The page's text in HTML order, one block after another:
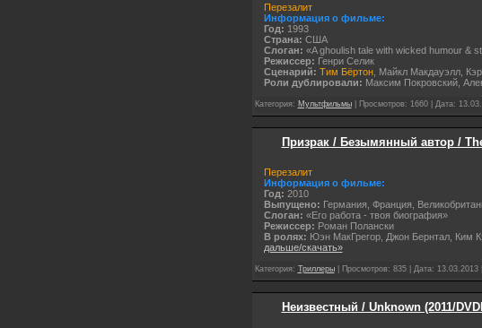
Перезалит
Информация о фильме:
Год: 1993
Cтрана: США
Слоган: «A ghoulish tale with wicked humour &
Режиссер: Генри Селик
Сценарий: Тим Бёртон, Майкл Макдауэлл,
Роли дублировали: Максим Покровский,
Категория: Мультфильмы| Просмотров: 1660 | Дата:
Призрак / Безымянный автор /
Перезалит
Информация о фильме:
Год: 2010
Выпущено: Германия, Франция,
Слоган: «Его работа - твоя биография»
Режиссер: Роман Полански
В ролях: Юэн МакГрегор, Джон Бернтал, Ким
дальше/скачать»
Категория: Триллеры| Просмотров: 835 | Дата: 13.03.2013|
Неизвестный / Unknown (2011/